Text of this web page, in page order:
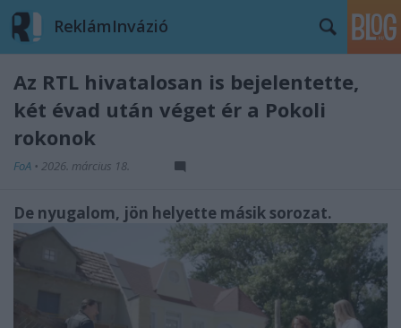
ReklámInvázió
Az RTL hivatalosan is bejelentette,
két évad után véget ér a Pokoli
rokonok
FoA • 2026. március 18.
De nyugalom, jön helyette másik sorozat.